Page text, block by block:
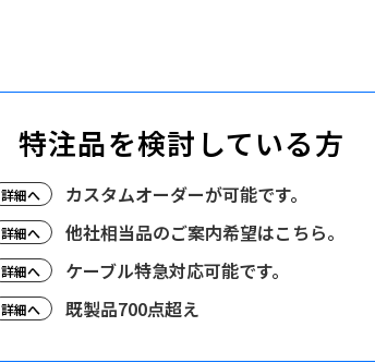
特注品を検討している方
詳細へ カスタムオーダーが可能です。
詳細へ 他社相当品のご案内希望はこちら。
詳細へ ケーブル特急対応可能です。
詳細へ 既製品700点超え